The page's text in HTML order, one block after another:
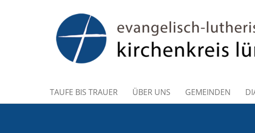
TAUFE BIS TRAUER ÜBER UNS GEMEINDEN